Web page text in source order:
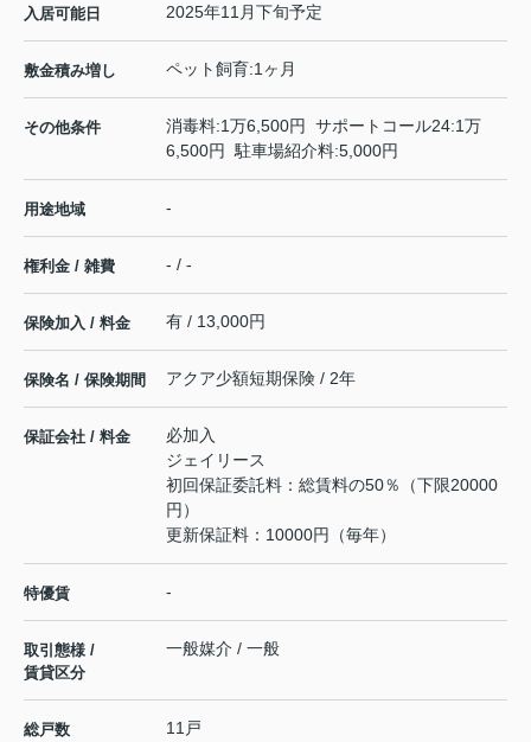
入居可能日 2025年11月下旬予定
敷金積み増し ペット飼育:1ヶ月
その他条件
消毒料:1万6,500円 サポートコール24:1万
6,500円 駐車場紹介料:5,000円
用途地域 -
権利金 / 雑費 - / -
保険加入 / 料金 有 / 13,000円
保険名 / 保険期間 アクア少額短期保険 / 2年
保証会社 / 料金
必加入
ジェイリース
初回保証委託料：総賃料の50％（下限20000
円）
更新保証料：10000円（毎年）
特優賃 -
取引態様 /
賃貸区分
一般媒介 / 一般
総戸数 11戸